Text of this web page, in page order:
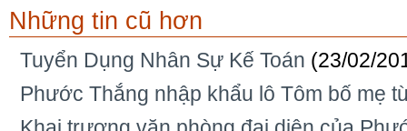
Những tin cũ hơn
Tuyển Dụng Nhân Sự Kế Toán (23/02/
Phước Thắng nhập khẩu lô Tôm bố mẹ